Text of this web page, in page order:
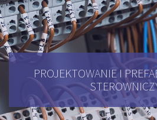
PROJEKTOWANIE I